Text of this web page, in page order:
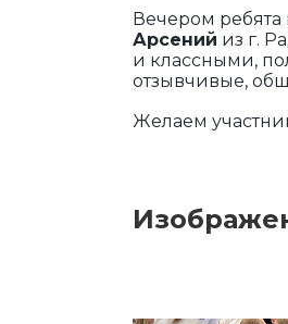
Вечером
Арсений из г.
и классными,
отзывчивые,
Желаем